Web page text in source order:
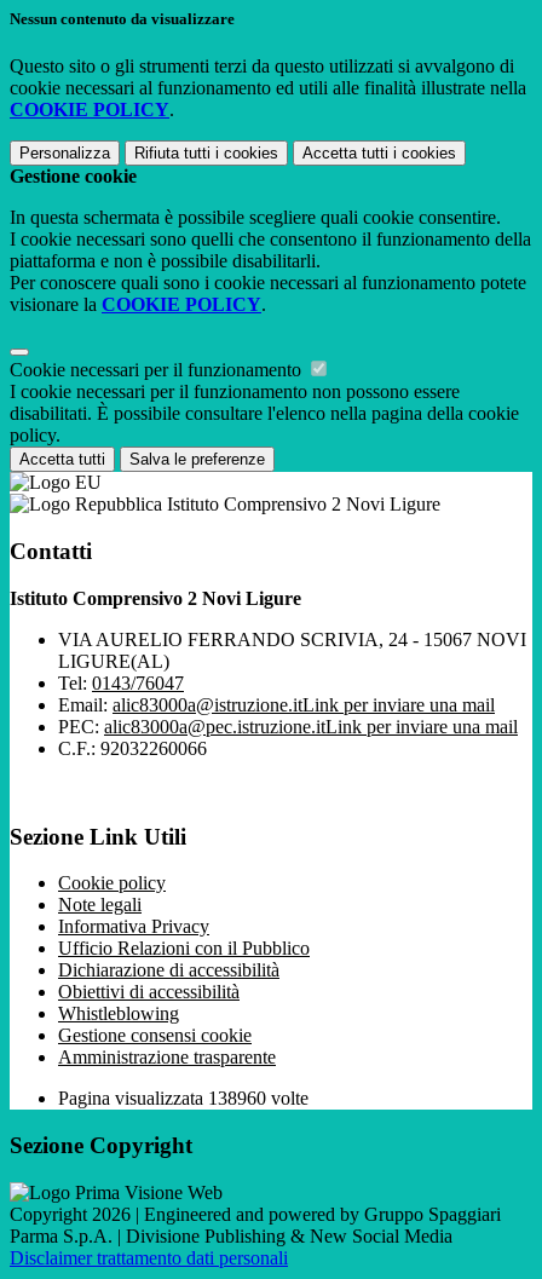
Nessun contenuto da visualizzare
Questo sito o gli strumenti terzi da questo utilizzati si avvalgono di
cookie necessari al funzionamento ed utili alle finalità illustrate nella
COOKIE POLICY.
Personalizza Rifiuta tutti i cookies Accetta tutti i cookies
Gestione cookie
In questa schermata è possibile scegliere quali cookie consentire.
I cookie necessari sono quelli che consentono il funzionamento della
piattaforma e non è possibile disabilitarli.
Per conoscere quali sono i cookie necessari al funzionamento potete
visionare la COOKIE POLICY.
Cookie necessari per il funzionamento
I cookie necessari per il funzionamento non possono essere
disabilitati. È possibile consultare l'elenco nella pagina della cookie
policy.
Accetta tutti Salva le preferenze
Istituto Comprensivo 2 Novi Ligure
Contatti
Istituto Comprensivo 2 Novi Ligure
VIA AURELIO FERRANDO SCRIVIA, 24 - 15067 NOVI
LIGURE(AL)
Tel: 0143/76047
Email: alic83000a@istruzione.itLink per inviare una mail
PEC: alic83000a@pec.istruzione.itLink per inviare una mail
C.F.: 92032260066
Sezione Link Utili
Cookie policy
Note legali
Informativa Privacy
Ufficio Relazioni con il Pubblico
Dichiarazione di accessibilità
Obiettivi di accessibilità
Whistleblowing
Gestione consensi cookie
Amministrazione trasparente
Pagina visualizzata 138960 volte
Sezione Copyright
Copyright 2026 | Engineered and powered by Gruppo Spaggiari
Parma S.p.A. | Divisione Publishing & New Social Media
Disclaimer trattamento dati personali